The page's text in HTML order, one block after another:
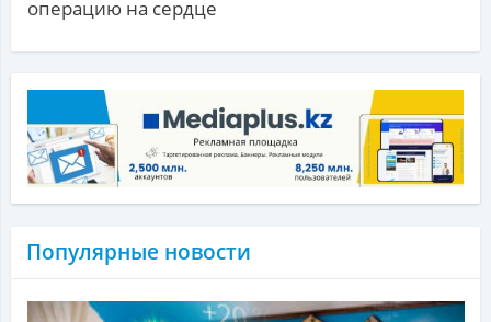
операцию на сердце
Популярные новости